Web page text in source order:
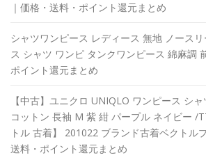
｜価格・送料・ポイント還元まとめ
シャツワンピース レディース 無地 ノース
ス シャツ ワンピ タンクワンピース 綿麻調
ポイント還元まとめ
【中古】ユニクロ UNIQLO ワンピース シ
コットン 長袖 M 紫 紺 パープル ネイビー /
トル 古着】 201022 ブランド古着ベクトル
送料・ポイント還元まとめ